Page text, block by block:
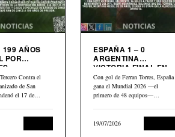
199 AÑOS
POR
Contra el
de San
el 17 de
ESPAÑA 1 – 0
ARGENTINA
VICTORIA FINAL EN
MUNDIAL 2026
Con gol de Ferran Torres, España
gana el Mundial 2026 —el
primero de 48 equipos—…
19/07/2026